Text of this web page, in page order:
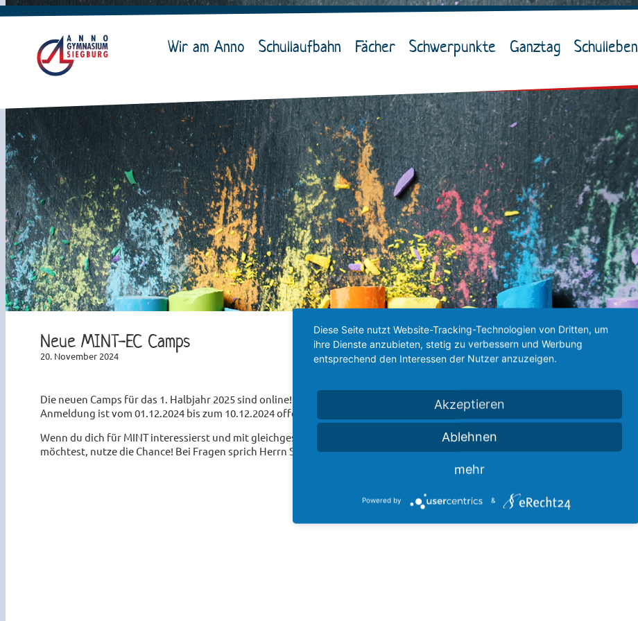
Wir am Anno Schullaufbahn Fächer Schwerpunkte Ganztag Schulleben
Neue MINT-EC Camps
20. November 2024
Die neuen Camps für das 1. Halbjahr 2025 sind online! Auf dem
können sie eingesehen werden und die
Anmeldung ist vom 01.12.2024 bis zum 10.12.2024 offen.
Wenn du dich für MINT interessierst und mit gleichgesinnten über mehrere Tage an einem spannenden Thema arbeiten
möchtest, nutze die Chance! Bei Fragen sprich Herrn Schmitz-Porten persönlich im Lehrerzimmer oder über Teams an.
Diese Seite nutzt Website-Tracking-Technologien von Dritten, um
ihre Dienste anzubieten, stetig zu verbessern und Werbung
entsprechend den Interessen der Nutzer anzuzeigen.
Akzeptieren
Ablehnen
mehr
Powered by &